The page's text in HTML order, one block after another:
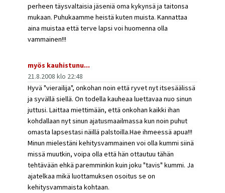
perheen täysvaltaisia jäseniä oma kykynsä ja taitonsa
mukaan. Puhukaamme heistä kuten muista. Kannattaa
aina muistaa että terve lapsi voi huomenna olla
vammainen!!!
myös kauhistunu...
21.8.2008 klo 22:48
Hyvä "vierailija", onkohan noin että ryvet nyt itsesäälissä
ja syvällä siellä. On todella kauheaa luettavaa nuo sinun
juttusi. Laittaa miettimään, että onkohan kaikki ihan
kohdallaan nyt sinun ajatusmaailmassa kun noin puhut
omasta lapsestasi näillä palstoilla.Hae ihmeessä apua!!!
Minun mielestäni kehitysvammainen voi olla kummi siinä
missä muutkin, voipa olla että hän ottautuu tähän
tehtävään ehkä paremminkin kuin joku "tavis" kummi. Ja
ajatelkaa mikä luottamuksen osoitus se on
kehitysvammaista kohtaan.